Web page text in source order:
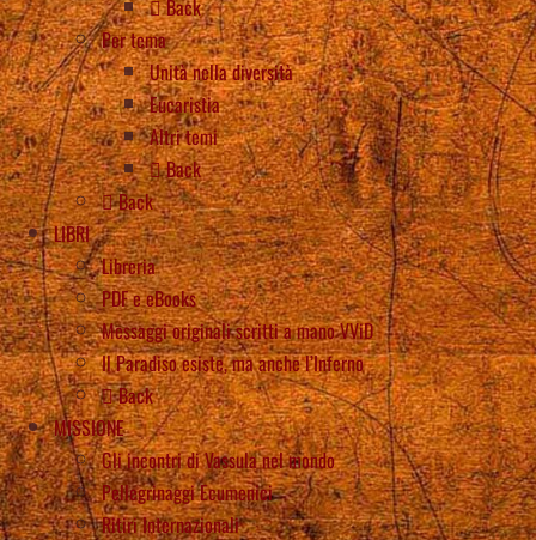
Back
Per tema
Unità nella diversità
Eucaristia
Altri temi
Back
Back
LIBRI
Libreria
PDF e eBooks
Messaggi originali scritti a mano VViD
Il Paradiso esiste, ma anche l’Inferno
Back
MISSIONE
Gli incontri di Vassula nel mondo
Pellegrinaggi Ecumenici
Ritiri Internazionali